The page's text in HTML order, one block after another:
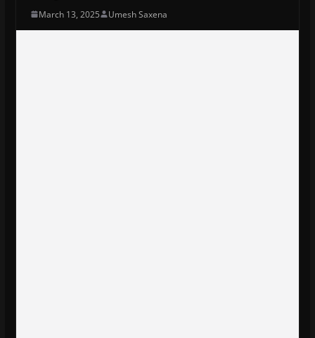
March 13, 2025 Umesh Saxena